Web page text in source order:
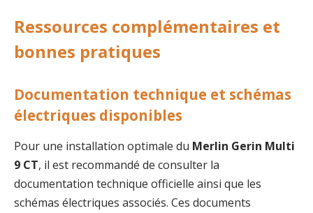
Ressources complémentaires et
bonnes pratiques
Documentation technique et schémas
électriques disponibles
Pour une installation optimale du Merlin Gerin Multi
9 CT, il est recommandé de consulter la
documentation technique officielle ainsi que les
schémas électriques associés. Ces documents